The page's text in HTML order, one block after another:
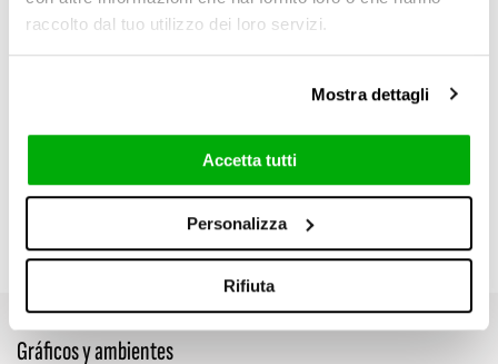
raccolto dal tuo utilizzo dei loro servizi.
Mostra dettagli
Accetta tutti
Personalizza
Rifiuta
120x120 cm 60x120 cm
6 mm / 0.24"
5x30 cm
Gráficos y ambientes